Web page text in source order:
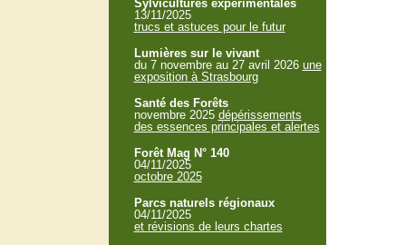
Sylvicultures expérimentales
13/11/2025
trucs et astuces pour le futur
Lumières sur le vivant
du 7 novembre au 27 avril 2026 une
exposition à Strasbourg
Santé des Forêts
novembre 2025 dépérissements
des essences principales et alertes
Forêt Mag N° 140
04/11/2025
octobre 2025
Parcs naturels régionaux
04/11/2025
et révisions de leurs chartes